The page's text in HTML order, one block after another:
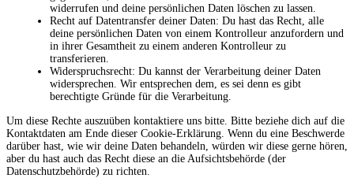
widerrufen und deine persönlichen Daten löschen zu lassen.
Recht auf Datentransfer deiner Daten: Du hast das Recht, alle
deine persönlichen Daten von einem Kontrolleur anzufordern und
in ihrer Gesamtheit zu einem anderen Kontrolleur zu
transferieren.
Widerspruchsrecht: Du kannst der Verarbeitung deiner Daten
widersprechen. Wir entsprechen dem, es sei denn es gibt
berechtigte Gründe für die Verarbeitung.
Um diese Rechte auszuüben kontaktiere uns bitte. Bitte beziehe dich auf die
Kontaktdaten am Ende dieser Cookie-Erklärung. Wenn du eine Beschwerde
darüber hast, wie wir deine Daten behandeln, würden wir diese gerne hören,
aber du hast auch das Recht diese an die Aufsichtsbehörde (der
Datenschutzbehörde) zu richten.